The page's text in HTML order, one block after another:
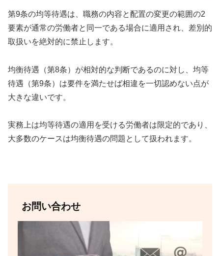
第9条の均等待遇は、職務の内容と配置の変更の範囲の2
要素が通常の労働者と同一である場合に適用され、差別的
取扱いを絶対的に禁止します。
均衡待遇（第8条）が相対的な判断であるのに対し、均等
待遇（第9条）は要件を満たせば相違を一切認めない点が
大きな違いです。
実務上は均等待遇の適用を受ける労働者は限定的であり、
大多数のケースは均衡待遇の問題として扱われます。
お問い合わせ